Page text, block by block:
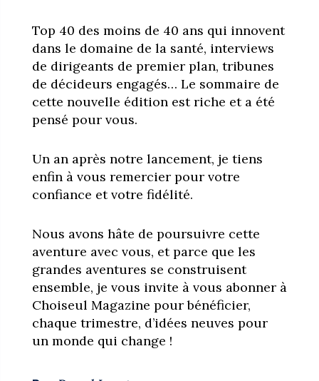
Top 40 des moins de 40 ans qui innovent
dans le domaine de la santé, interviews
de dirigeants de premier plan, tribunes
de décideurs engagés… Le sommaire de
cette nouvelle édition est riche et a été
pensé pour vous.
Un an après notre lancement, je tiens
enfin à vous remercier pour votre
confiance et votre fidélité.
Nous avons hâte de poursuivre cette
aventure avec vous, et parce que les
grandes aventures se construisent
ensemble, je vous invite à vous abonner à
Choiseul Magazine pour bénéficier,
chaque trimestre, d’idées neuves pour
un monde qui change !